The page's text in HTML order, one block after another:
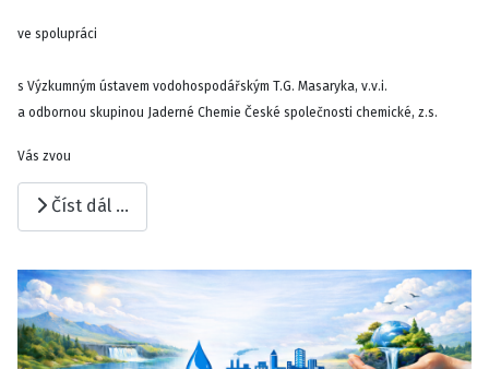
ve spolupráci
s Výzkumným ústavem vodohospodářským T.G. Masaryka, v.v.i.
a odbornou skupinou Jaderné Chemie České společnosti chemické, z.s.
Vás zvou
Číst dál …